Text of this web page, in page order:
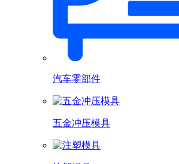
汽车零部件
五金冲压模具